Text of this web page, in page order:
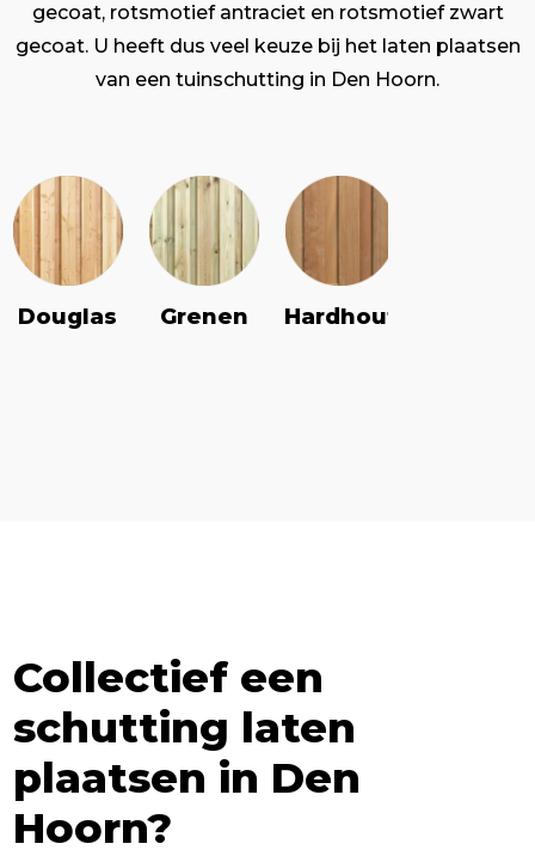
gecoat, rotsmotief antraciet en rotsmotief zwart
gecoat. U heeft dus veel keuze bij het laten plaatsen
van een tuinschutting in Den Hoorn.
Douglas Grenen Hardhout
Collectief een
schutting laten
plaatsen in Den
Hoorn?